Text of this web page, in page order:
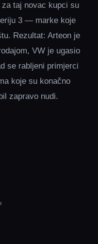
za taj novac kupci su
3 — marke koje
Rezultat: Arteon je
VW je ugasio
se rabljeni primjerci
koje su konačno
zapravo nudi.